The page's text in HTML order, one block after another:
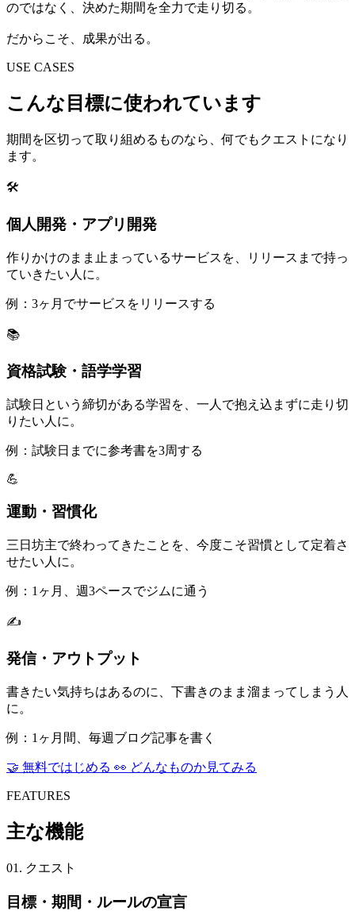
のではなく、決めた期間を全力で走り切る。
だからこそ、成果が出る。
USE CASES
こんな目標に使われています
期間を区切って取り組めるものなら、何でもクエストになり
ます。
🛠
個人開発・アプリ開発
作りかけのまま止まっているサービスを、リリースまで持っ
ていきたい人に。
例：3ヶ月でサービスをリリースする
📚
資格試験・語学学習
試験日という締切がある学習を、一人で抱え込まずに走り切
りたい人に。
例：試験日までに参考書を3周する
💪
運動・習慣化
三日坊主で終わってきたことを、今度こそ習慣として定着さ
せたい人に。
例：1ヶ月、週3ペースでジムに通う
✍️
発信・アウトプット
書きたい気持ちはあるのに、下書きのまま溜まってしまう人
に。
例：1ヶ月間、毎週ブログ記事を書く
🤝 無料ではじめる 👀 どんなものか見てみる
FEATURES
主な機能
01. クエスト
目標・期間・ルールの宣言